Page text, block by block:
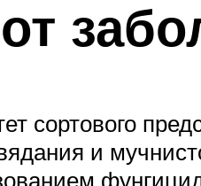
сортового
и